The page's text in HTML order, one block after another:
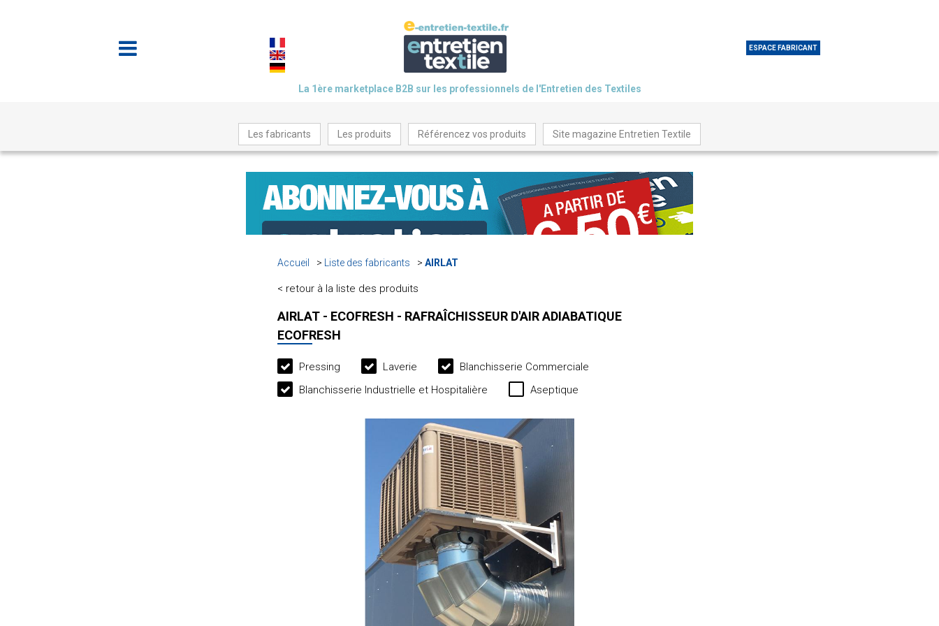
ESPACE FABRICANT
La 1ère marketplace B2B sur les professionnels de l'Entretien des Textiles
Les fabricants Les produits Référencez vos produits Site magazine Entretien Textile
Accueil Liste des fabricants AIRLAT
< retour à la liste des produits
AIRLAT - ECOFRESH - RAFRAÎCHISSEUR D'AIR ADIABATIQUE
ECOFRESH
Pressing Laverie
Blanchisserie Commerciale
Blanchisserie Industrielle et Hospitalière
Aseptique